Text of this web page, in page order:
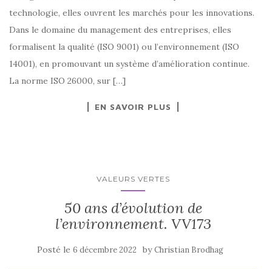
technologie, elles ouvrent les marchés pour les innovations.
Dans le domaine du management des entreprises, elles
formalisent la qualité (ISO 9001) ou l’environnement (ISO
14001), en promouvant un système d’amélioration continue.
La norme ISO 26000, sur […]
EN SAVOIR PLUS
VALEURS VERTES
50 ans d’évolution de
l’environnement. VV173
Posté le 6 décembre 2022 byChristian Brodhag